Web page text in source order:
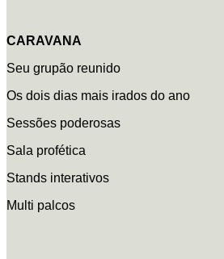
CARAVANA
Seu grupão reunido
Os dois dias mais irados do ano
Sessões poderosas
Sala profética
Stands interativos
Multi palcos